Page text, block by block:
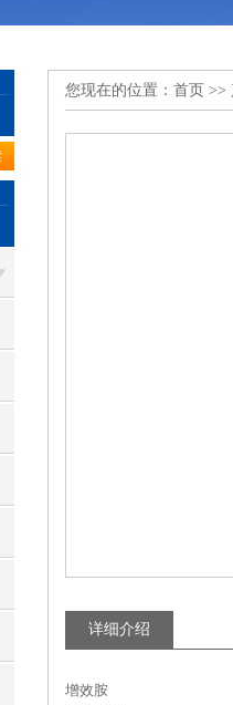
您现在的位置： 首页 >>
详细介绍
增效胺